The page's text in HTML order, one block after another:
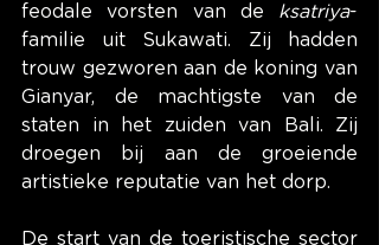
feodale vorsten van de ksatriya-
familie uit Sukawati. Zij hadden
trouw gezworen aan de koning van
Gianyar, de machtigste van de
staten in het zuiden van Bali. Zij
droegen bij aan de groeiende
artistieke reputatie van het dorp.
De start van de toeristische sector